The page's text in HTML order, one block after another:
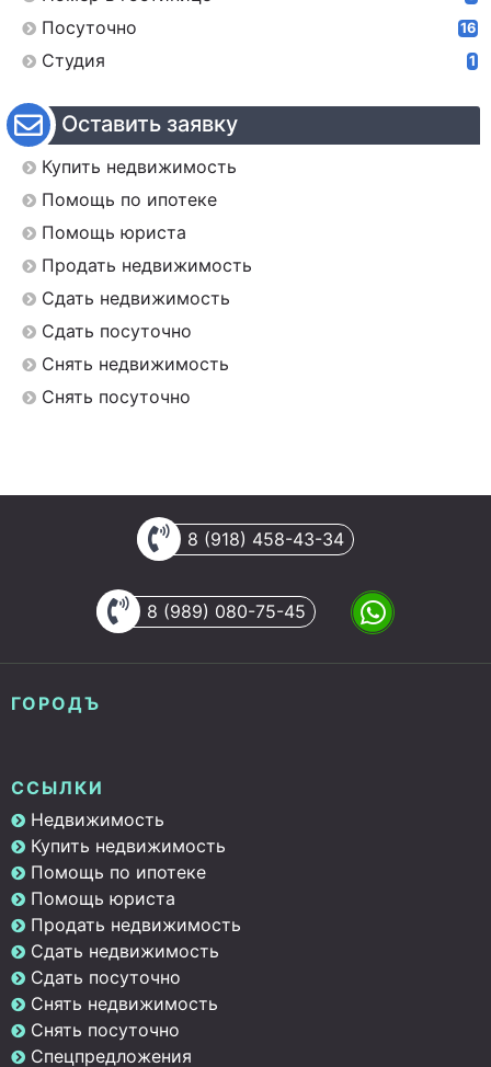
Посуточно 16
Студия 1
Оставить заявку
Купить недвижимость
Помощь по ипотеке
Помощь юриста
Продать недвижимость
Сдать недвижимость
Сдать посуточно
Снять недвижимость
Снять посуточно
8 (918) 458-43-34
8 (989) 080-75-45
ГОРОДЪ
ССЫЛКИ
Недвижимость
Купить недвижимость
Помощь по ипотеке
Помощь юриста
Продать недвижимость
Сдать недвижимость
Сдать посуточно
Снять недвижимость
Снять посуточно
Спецпредложения